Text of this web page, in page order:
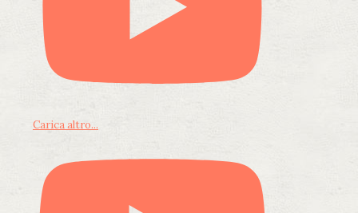
Carica altro...